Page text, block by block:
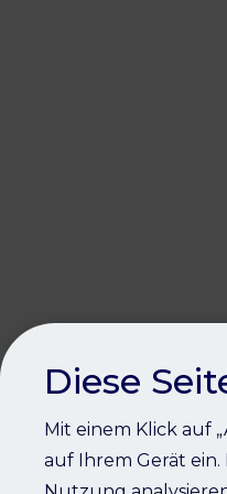
Diese
Mit einem Klick auf
auf Ihrem Gerät